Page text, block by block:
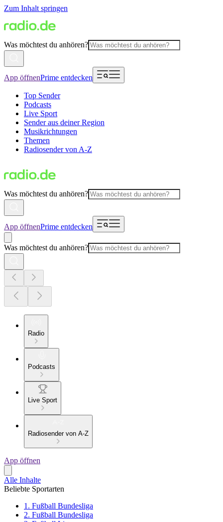
Zum Inhalt springen
Was möchtest du anhören?
App öffnenPrime entdecken
Top Sender
Podcasts
Live Sport
Sender aus deiner Region
Musikrichtungen
Themen
Radiosender von A-Z
Was möchtest du anhören?
App öffnenPrime entdecken
Was möchtest du anhören?
Radio
Podcasts
Live Sport
Radiosender von A-Z
App öffnen
Alle Inhalte
Beliebte Sportarten
1. Fußball Bundesliga
2. Fußball Bundesliga